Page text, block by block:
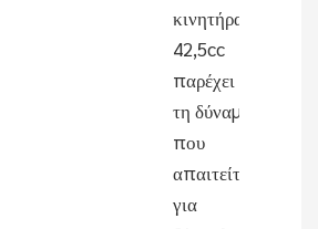
κινητήρας
42,5cc
παρέχει
τη δύναμη
που
απαιτείται
για